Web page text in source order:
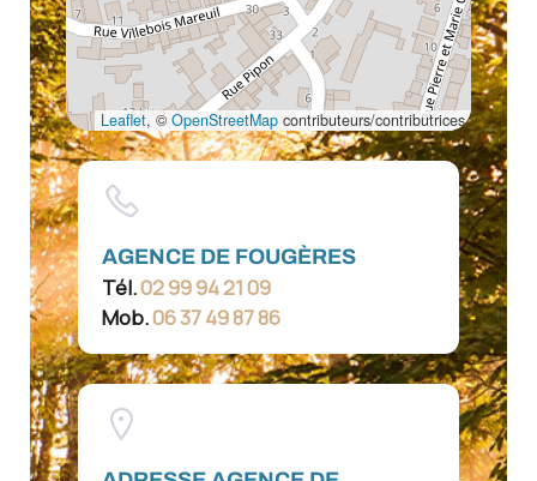
Leaflet, ©OpenStreetMap contributeurs/contributrices
AGENCE DE FOUGÈRES
Tél.02 99 94 21 09
Mob.06 37 49 87 86